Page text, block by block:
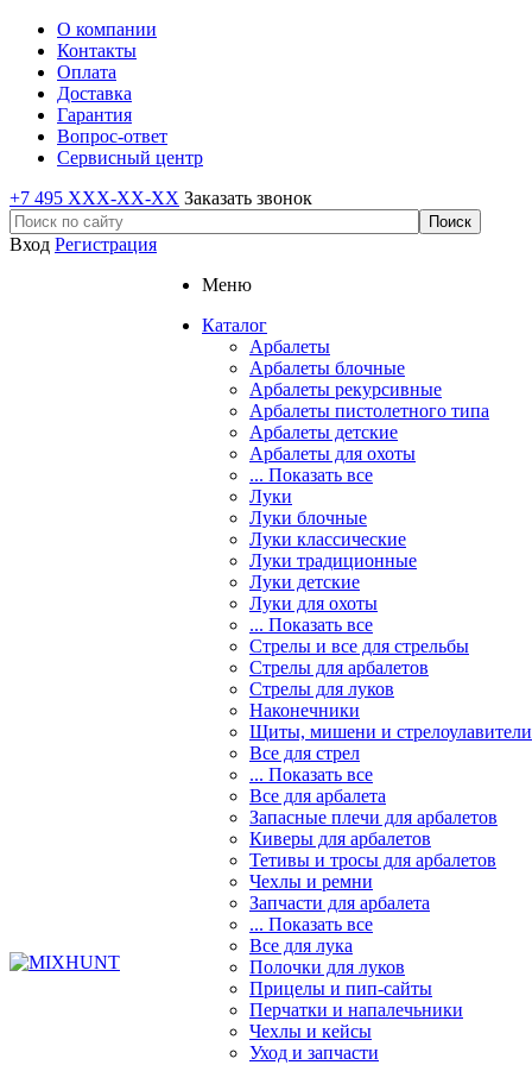
О компании
Контакты
Оплата
Доставка
Гарантия
Вопрос-ответ
Сервисный центр
+7 495 XXX-XX-XX Заказать звонок
Вход Регистрация
Меню
Каталог
Арбалеты
Арбалеты блочные
Арбалеты рекурсивные
Арбалеты пистолетного типа
Арбалеты детские
Арбалеты для охоты
... Показать все
Луки
Луки блочные
Луки классические
Луки традиционные
Луки детские
Луки для охоты
... Показать все
Стрелы и все для стрельбы
Стрелы для арбалетов
Стрелы для луков
Наконечники
Щиты, мишени и стрелоулавители
Все для стрел
... Показать все
Все для арбалета
Запасные плечи для арбалетов
Киверы для арбалетов
Тетивы и тросы для арбалетов
Чехлы и ремни
Запчасти для арбалета
... Показать все
Все для лука
Полочки для луков
Прицелы и пип-сайты
Перчатки и напалечьники
Чехлы и кейсы
Уход и запчасти